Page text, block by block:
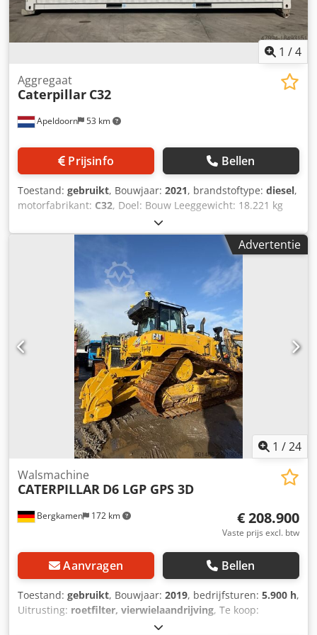
1 /4
Apeldoorn 53 km
Aggregaat
Caterpillar C32
Prijsinfo Bellen
Toestand: gebruikt, Bouwjaar: 2021, brandstoftype: diesel,
motorfabrikant: C32, Doel: Bouw Leeggewicht: 18.221 kg
Generatorvermogen: 1.100 kVA Transportafmetingen (L x B
x H): 20 ft HC-container Voor meer informatie kunt u
contact opnemen met de afdeling Verkoop. Djdpfsvyn A Ujx
Acyock Meer dan 85 jaar verkoopervaring in Nederland.
Een team van experts dat op zoek is naar individuele
oplossingen voor uw behoeften. 1000 uur of 1 jaar
garantie: optimale veiligheid. 24 uur per dag, zeven dagen
per week beschikbaar. Snelle service. Grote voorraad,
direct leverbaar.
Advertentie
1 /24
Bergkamen 172 km
Walsmachine
CATERPILLAR D6 LGP GPS 3D
€ 208.900
Vaste prijs excl. btw
Aanvragen Bellen
Toestand: gebruikt, Bouwjaar: 2019, bedrijfsturen: 5.900 h,
Uitrusting: roetfilter, vierwielaandrijving, Te koop:
Caterpillar D6 LGP rupsdozer met 3D GPS Ik bied hierbij